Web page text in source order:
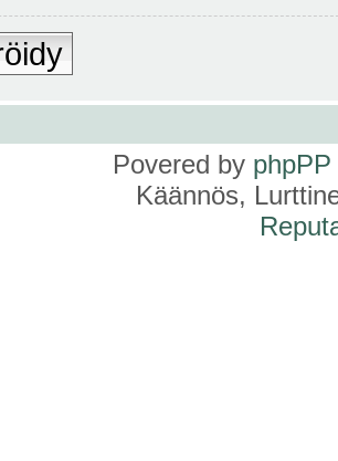
Povered by phpPP
Käännös,